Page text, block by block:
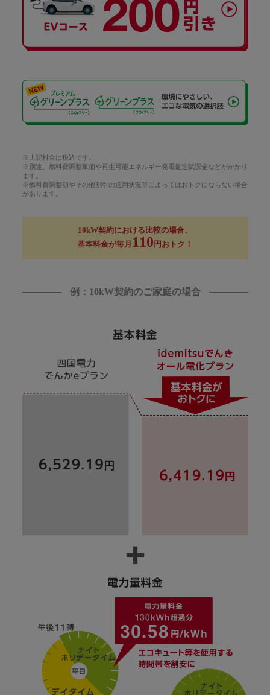
※上記料金は税込です。
※別途、燃料費調整単価や再生可能エネルギー発電促進賦課金などがかかり
ます。
※燃料費調整額やその他割引の適用状況等によってはおトクにならない場合
があります。
10kW契約における比較の場合、
基本料金が毎月 110 円おトク！
例：10kW契約のご家庭の場合